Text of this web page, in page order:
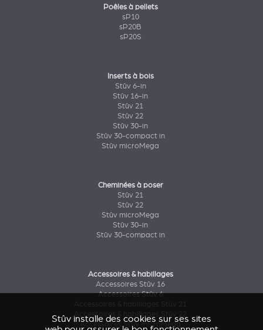
Poêles à pellets
sP10
sP20B
sP20S
Inserts à bois
Stûv 6-in
Stûv 16-in
Stûv 21
Stûv 22
Stûv 30-in
Stûv 30-compact in
Stûv microMega
Cheminées à poser
Stûv 21
Stûv 22
Stûv microMega
Stûv 30-in
Stûv 30-compact in
Accessoires & habillages
Accessoires Stûv 16
Accessoires Stûv 6
Accessoires & habillages Stûv 22
Accessoires Stûv microMega
Stûv installe des cookies sur ses sites